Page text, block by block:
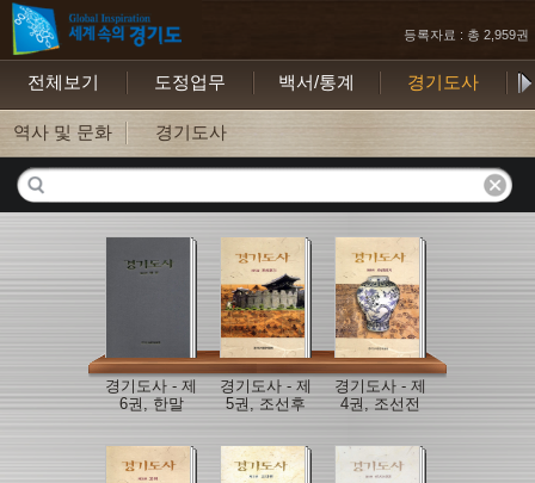
등록자료 : 총 2,959권
전체보기 도정업무 백서/통계 경기도사
역사 및 문화 경기도사
경기도사 - 제
6권, 한말
경기도사 - 제
5권, 조선후
경기도사 - 제
4권, 조선전